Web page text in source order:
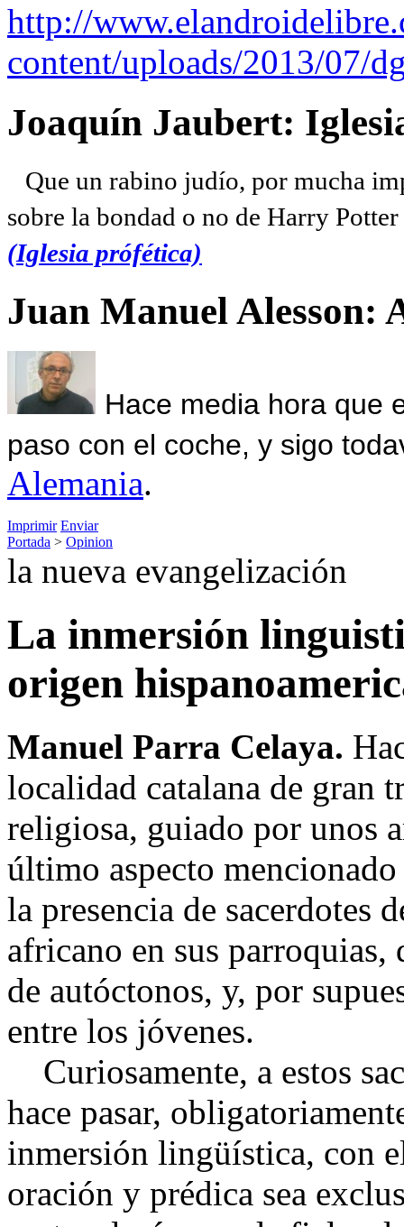
http://
content/uploads/2013/07/
Joaquín Jaubert:
Que un rabino judío, por mucha
sobre la bondad o no de Harry
(Iglesia prófética)
Juan Manuel Alesson:
Hace media hora que
paso con el coche, y sigo
Alemania.
Imprimir Enviar
Portada > Opinion
la nueva evangelización
La inmersión
origen
Manuel Parra Celaya.
localidad catalana de gran
religiosa, guiado por unos
último aspecto
la presencia de sacerdotes
africano en sus parroquias,
de autóctonos, y, por
entre los jóvenes.
Curiosamente, a estos
hace pasar,
inmersión lingüística, con
oración y prédica sea